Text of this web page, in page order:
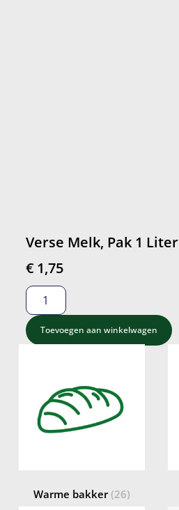
Verse Melk, Pak 1 Liter
€1,75
Toevoegen aan winkelwagen
Warme bakker (26)